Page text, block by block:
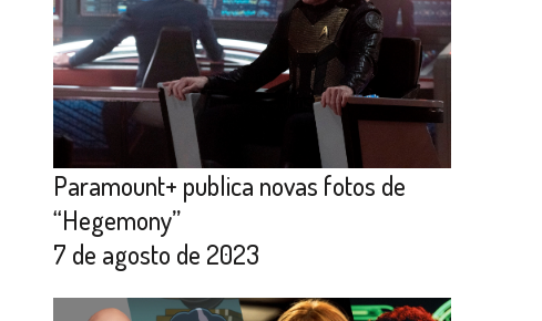
Paramount+ publica novas fotos de
“Hegemony”
7 de agosto de 2023